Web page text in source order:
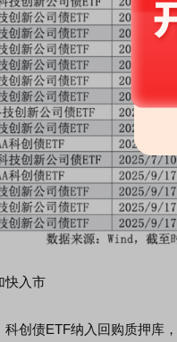
入市
创债ETF纳入回购质押库